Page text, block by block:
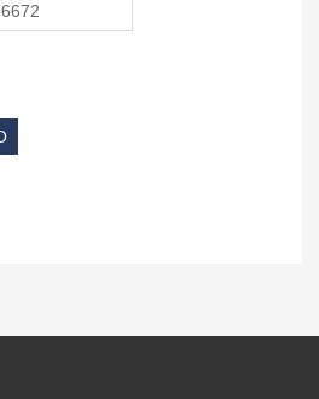
6672